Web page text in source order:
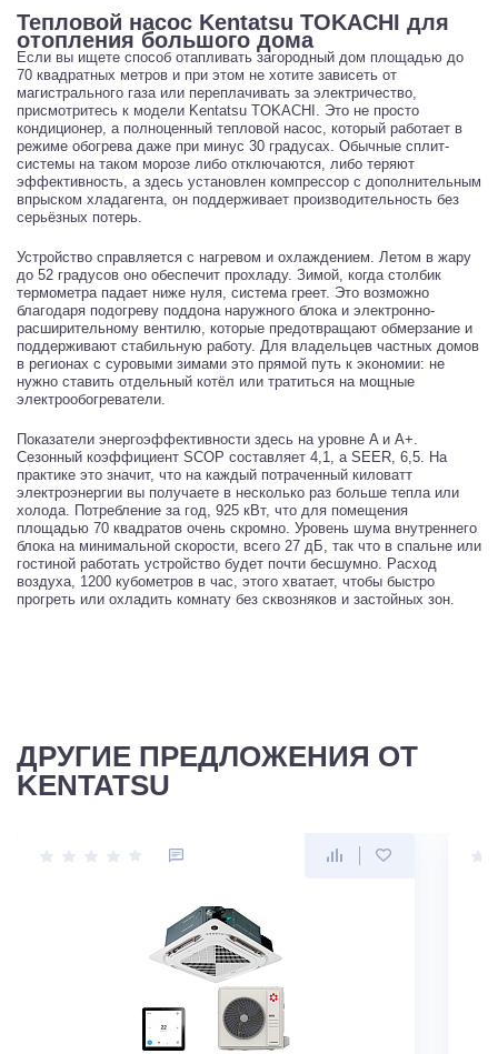
Тепловой насос Kentatsu TOKACHI для
отопления большого дома
Если вы ищете способ отапливать загородный дом площадью до
70 квадратных метров и при этом не хотите зависеть от
магистрального газа или переплачивать за электричество,
присмотритесь к модели Kentatsu TOKACHI. Это не просто
кондиционер, а полноценный тепловой насос, который работает в
режиме обогрева даже при минус 30 градусах. Обычные сплит-
системы на таком морозе либо отключаются, либо теряют
эффективность, а здесь установлен компрессор с дополнительным
впрыском хладагента, он поддерживает производительность без
серьёзных потерь.
Устройство справляется с нагревом и охлаждением. Летом в жару
до 52 градусов оно обеспечит прохладу. Зимой, когда столбик
термометра падает ниже нуля, система греет. Это возможно
благодаря подогреву поддона наружного блока и электронно-
расширительному вентилю, которые предотвращают обмерзание и
поддерживают стабильную работу. Для владельцев частных домов
в регионах с суровыми зимами это прямой путь к экономии: не
нужно ставить отдельный котёл или тратиться на мощные
электрообогреватели.
Показатели энергоэффективности здесь на уровне A и A+.
Сезонный коэффициент SCOP составляет 4,1, а SEER, 6,5. На
практике это значит, что на каждый потраченный киловатт
электроэнергии вы получаете в несколько раз больше тепла или
холода. Потребление за год, 925 кВт, что для помещения
площадью 70 квадратов очень скромно. Уровень шума внутреннего
блока на минимальной скорости, всего 27 дБ, так что в спальне или
гостиной работать устройство будет почти бесшумно. Расход
воздуха, 1200 кубометров в час, этого хватает, чтобы быстро
прогреть или охладить комнату без сквозняков и застойных зон.
ДРУГИЕ ПРЕДЛОЖЕНИЯ ОТ
KENTATSU